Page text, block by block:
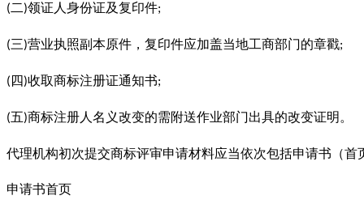
(二)领证人身份证及复印件;
(三)营业执照副本原件，复印件应加盖当地工商部门的章戳;
( 四)收取商标注册证通知书;
(五)商标注册人名义改变的需附送作业部门出具的改变证明。
代理机构初次提交商标评审申请材料应当依次包括申请书（
申请书首页